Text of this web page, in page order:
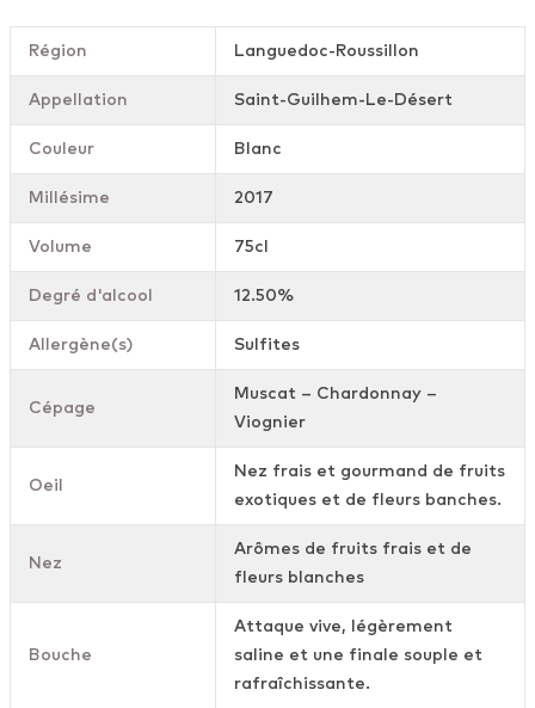
Région Languedoc-Roussillon
Appellation Saint-Guilhem-Le-Désert
Couleur Blanc
Millésime 2017
Volume 75cl
Degré d'alcool 12.50%
Allergène(s) Sulfites
Cépage
Muscat – Chardonnay –
Viognier
Oeil
Nez frais et gourmand de fruits
exotiques et de fleurs banches.
Nez
Arômes de fruits frais et de
fleurs blanches
Bouche
Attaque vive, légèrement
saline et une finale souple et
rafraîchissante.